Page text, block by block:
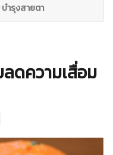
ำรุงสายตา
ดความเสื่อม